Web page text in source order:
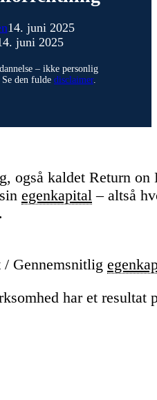
14. juni 2025
juni 2025
– ikke personlig
den fulde disclaimer.
også kaldet Return
egenkapital – altså
Gennemsnitlig
har et resultat